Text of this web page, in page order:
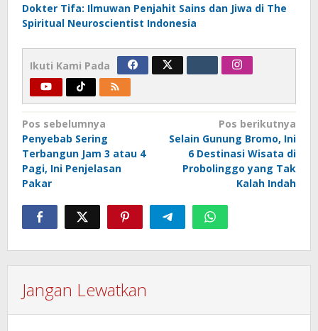
​Dokter Tifa: Ilmuwan Penjahit Sains dan Jiwa di The
Spiritual Neuroscientist Indonesia
Ikuti Kami Pada
Navigasi
pos
Pos sebelumnya
Penyebab Sering
Terbangun Jam 3 atau 4
Pagi, Ini Penjelasan
Pakar
Pos berikutnya
Selain Gunung Bromo, Ini
6 Destinasi Wisata di
Probolinggo yang Tak
Kalah Indah
Jangan Lewatkan